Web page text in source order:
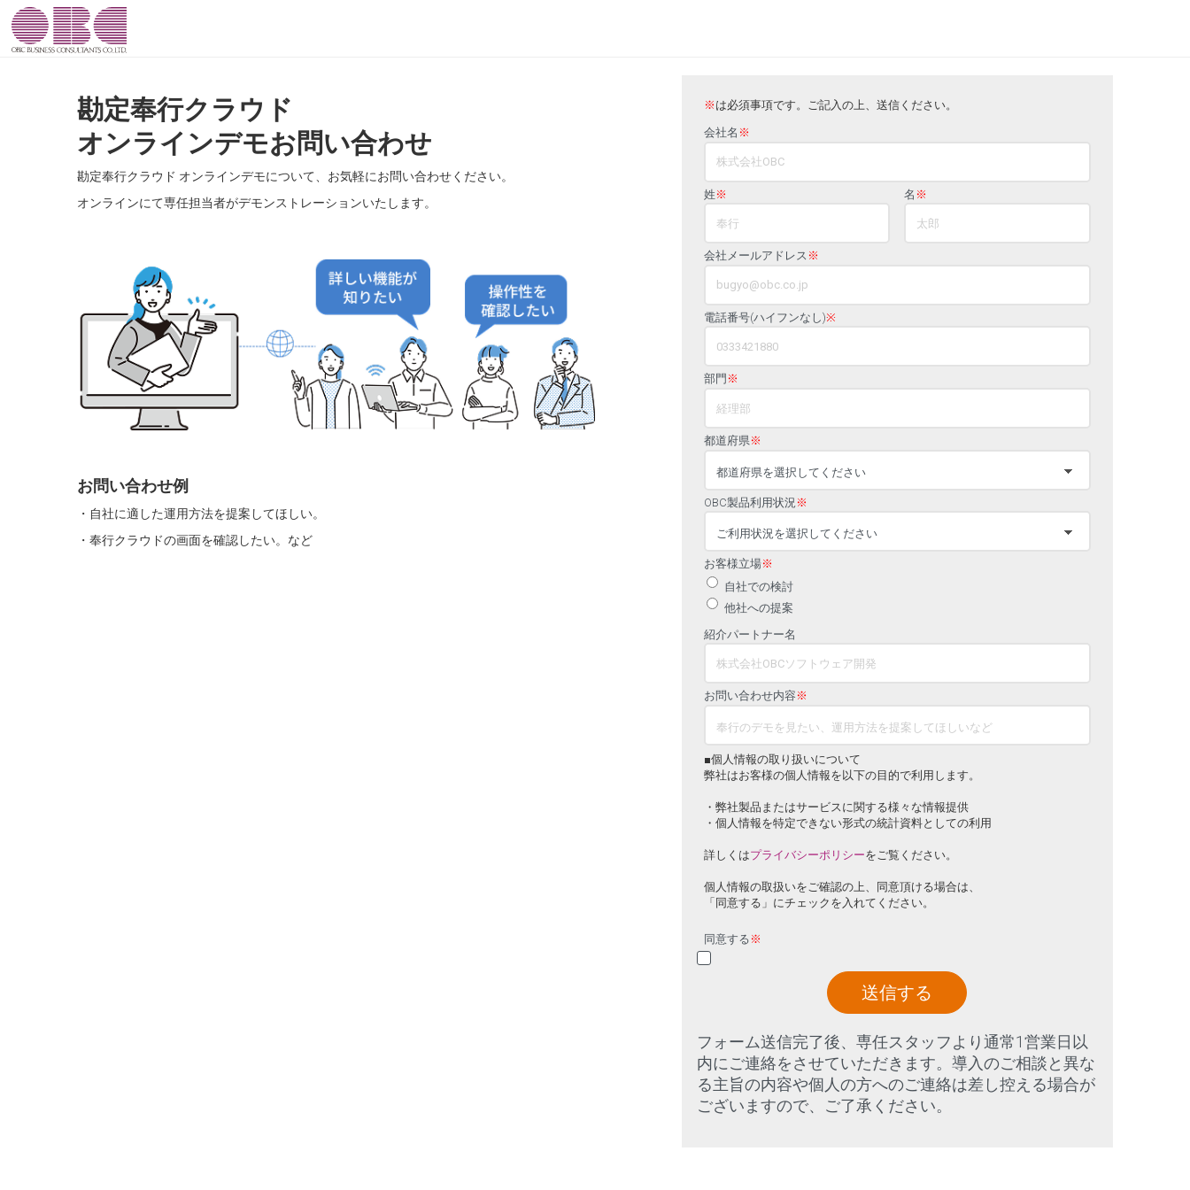
※ は必須事項です。ご記入の上、送信ください。
会社名 ※
姓 ※ 名 ※
会社メールアドレス ※
電話番号(ハイフンなし)※
部門 ※
都道府県※
OBC製品利用状況 ※
お客様立場※
自社での検討
他社への提案
紹介パートナー名
お問い合わせ内容 ※
■個人情報の取り扱いについて
弊社はお客様の個人情報を以下の目的で利用します。
・弊社製品またはサービスに関する様々な情報提供
・個人情報を特定できない形式の統計資料としての利用
詳しくはプライバシーポリシーをご覧ください。
個人情報の取扱いをご確認の上、同意頂ける場合は、
「同意する」にチェックを入れてください。
同意する ※
送信する
フォーム送信完了後、専任スタッフより通常1営業日以
内にご連絡をさせていただきます。導入のご相談と異な
る主旨の内容や個人の方へのご連絡は差し控える場合が
ございますので、ご了承ください。
勘定奉行クラウド
オンラインデモお問い合わせ
勘定奉行クラウド オンラインデモについて、お気軽にお問い合わせください。
オンラインにて専任担当者がデモンストレーションいたします。
お問い合わせ例
・自社に適した運用方法を提案してほしい。
・奉行クラウドの画面を確認したい。など